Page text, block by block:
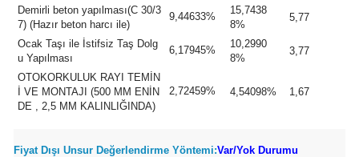
Demirli beton yapılması(C 30/3
7) (Hazır beton harcı ile)
9,44633%
15,7438
8%
5,77
Ocak Taşı ile İstifsiz Taş Dolg
u Yapılması
6,17945%
10,2990
8%
3,77
OTOKORKULUK RAYI TEMİN
İ VE MONTAJI (500 MM ENİN
DE , 2,5 MM KALINLIĞINDA)
2,72459% 4,54098% 1,67
Fiyat Dışı Unsur Değerlendirme Yöntemi:Var/Yok Durumu